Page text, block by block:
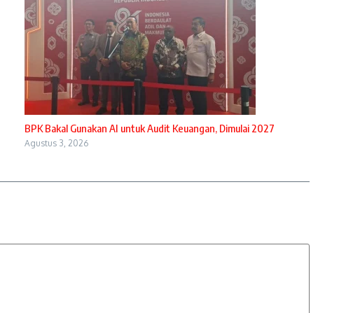
BPK Bakal Gunakan AI untuk Audit Keuangan, Dimulai 2027
Agustus 3, 2026